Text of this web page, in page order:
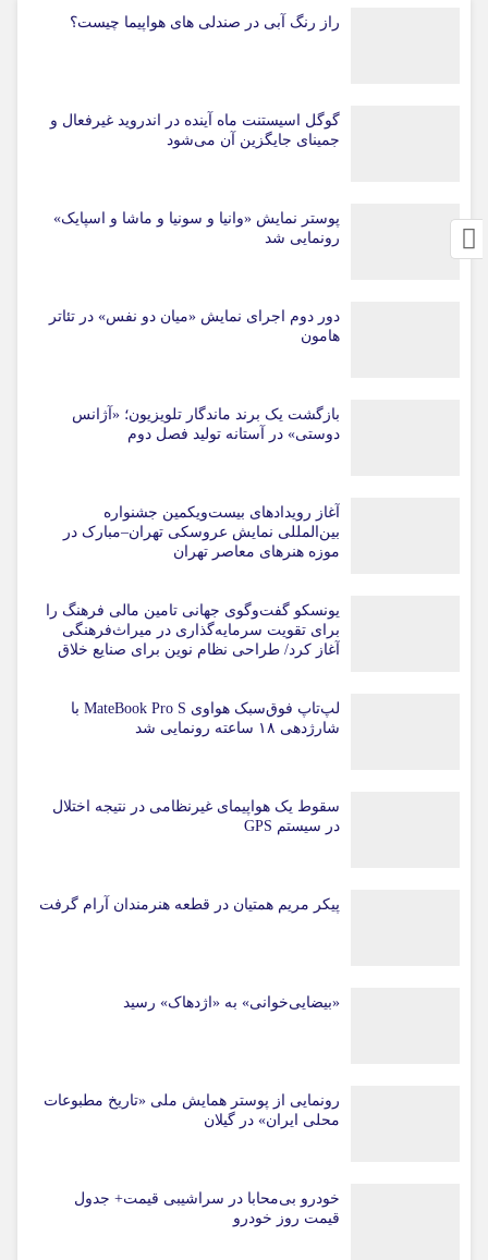
راز رنگ آبی در صندلی های هواپیما چیست؟
گوگل اسیستنت ماه آینده در اندروید غیرفعال و
جمینای جایگزین آن می‌شود
پوستر نمایش «وانیا و سونیا و ماشا و اسپایک»
رونمایی شد
دور دوم اجرای نمایش «میان دو نفس» در تئاتر
هامون
بازگشت یک برند ماندگار تلویزیون؛ «آژانس
دوستی» در آستانه تولید فصل دوم
آغاز رویدادهای بیست‌ویکمین جشنواره
بین‌المللی نمایش عروسکی تهران–مبارک در
موزه هنرهای معاصر تهران
یونسکو گفت‌وگوی جهانی تامین مالی فرهنگ را
برای تقویت سرمایه‌گذاری در میراث‌فرهنگی
آغاز کرد/ طراحی نظام نوین برای صنایع خلاق
لپ‌تاپ فوق‌سبک هواوی MateBook Pro S با
شارژدهی ۱۸ ساعته رونمایی شد
سقوط یک هواپیمای غیرنظامی در نتیجه اختلال
در سیستم‌ GPS
پیکر مریم همتیان در قطعه هنرمندان آرام گرفت
«بیضایی‌خوانی» به «اژدهاک» رسید
رونمایی از پوستر همایش ملی «تاریخ مطبوعات
محلی ایران» در گیلان
خودرو بی‌محابا در سراشیبی قیمت+ جدول
قیمت روز خودرو